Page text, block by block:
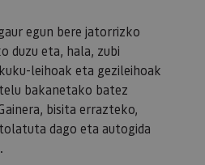
egun bere jatorrizko
duzu eta, hala, zubi
leihoak eta gezileihoak
bakanetako batez
bisita errazteko,
dago eta autogida